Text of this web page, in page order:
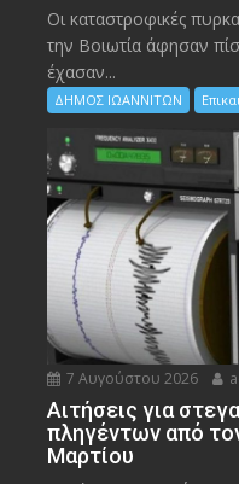
Οι καταστροφικές
την Bοιωτία άφησαν
έχασαν...
ΔΗΜΟΣ ΙΩΑΝΝΙΤΩΝ
7 Αυγούστου 2026
Αιτήσεις για
πληγέντων από
Μαρτίου